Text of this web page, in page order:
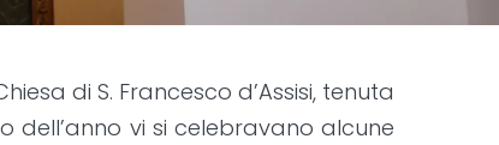
di S. Francesco d’Assisi, tenuta
dell’anno vi si celebravano alcune